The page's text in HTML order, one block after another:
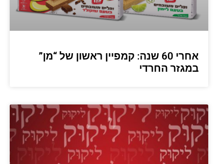
אחרי 60 שנה: קמפיין ראשון של “מן”
במגזר החרדי